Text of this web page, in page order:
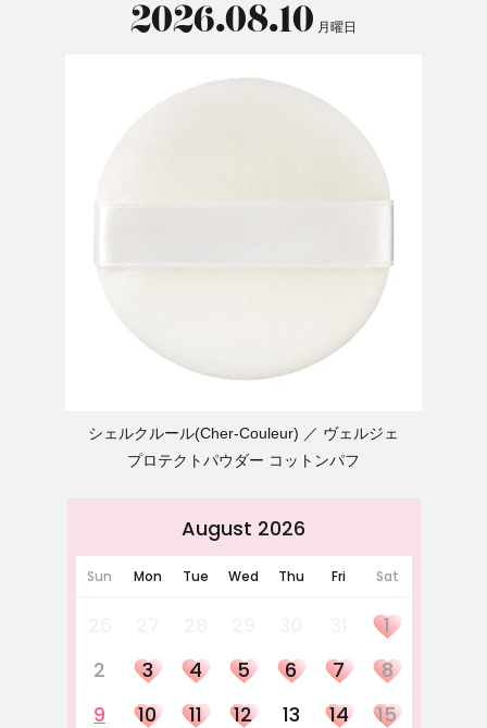
2026.08.10 月曜日
シェルクルール(Cher-Couleur)
ヴェルジェ
プロテクトパウダー コットンパフ
August 2026
Sun Mon Tue Wed Thu Fri Sat
1
2
3 4 5 6 7
8
9
10 11 12 13 14
15